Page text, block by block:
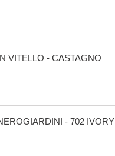
VITELLO - CASTAGNO
- 702 IVORY